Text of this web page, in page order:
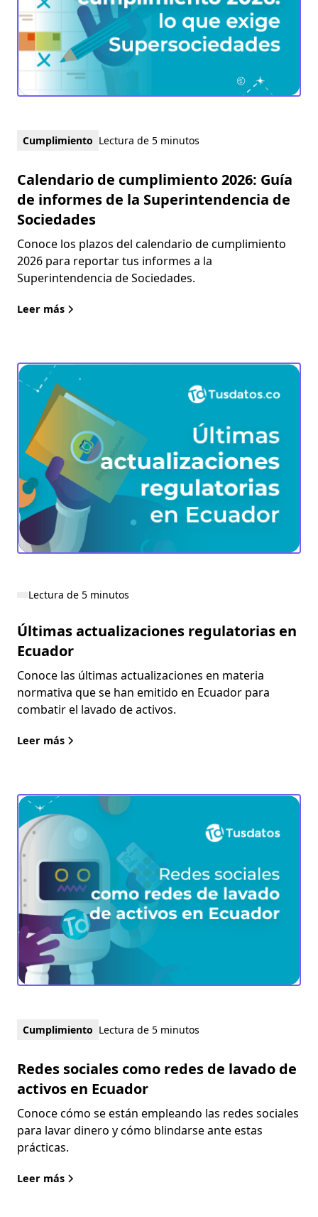
Cumplimiento Lectura de 5 minutos
Calendario de cumplimiento 2026: Guía
de informes de la Superintendencia de
Sociedades
Conoce los plazos del calendario de cumplimiento
2026 para reportar tus informes a la
Superintendencia de Sociedades.
Leer más
Lectura de 5 minutos
Últimas actualizaciones regulatorias en
Ecuador
Conoce las últimas actualizaciones en materia
normativa que se han emitido en Ecuador para
combatir el lavado de activos.
Leer más
Cumplimiento Lectura de 5 minutos
Redes sociales como redes de lavado de
activos en Ecuador
Conoce cómo se están empleando las redes sociales
para lavar dinero y cómo blindarse ante estas
prácticas.
Leer más